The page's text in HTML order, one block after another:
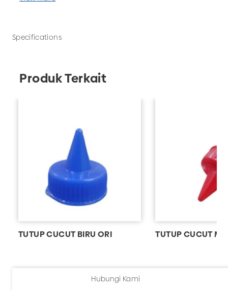
Hubungi Kami
Adhika sekarang juga!
Specifications
Produk Terkait
TUTUP CUCUT BIRU ORI TUTUP CUCUT